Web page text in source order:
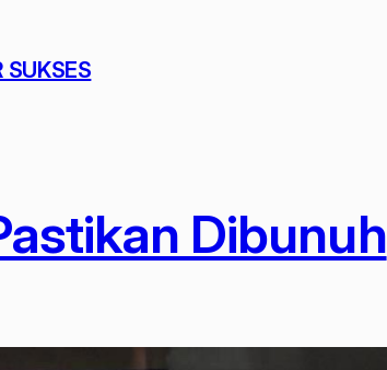
SUKSES
Dibunuh